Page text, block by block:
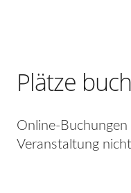
Plätze
Online-
Veranstaltung